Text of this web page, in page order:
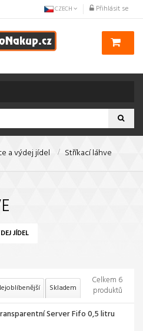
Přihlásit se
CZECH
a výdej jídel Stříkací láhve
JÍDEL
Skladem
Celkem 6
produktů
Server Fifo 0,5 litru